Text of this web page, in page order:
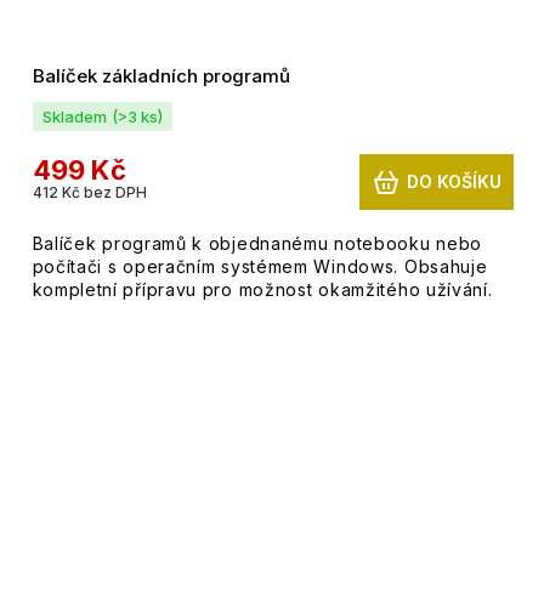
Balíček základních programů
Skladem (>3 ks)
412 Kč bez DPH
499 Kč DO KOŠÍKU
Balíček programů k objednanému notebooku nebo
počítači s operačním systémem Windows. Obsahuje
kompletní přípravu pro možnost okamžitého užívání.